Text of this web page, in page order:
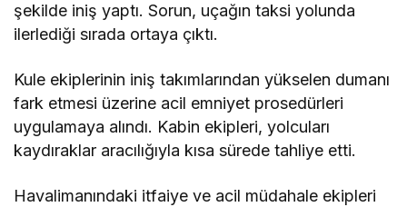
şekilde iniş yaptı. Sorun, uçağın taksi yolunda
ilerlediği sırada ortaya çıktı.
Kule ekiplerinin iniş takımlarından yükselen dumanı
fark etmesi üzerine acil emniyet prosedürleri
uygulamaya alındı. Kabin ekipleri, yolcuları
kaydıraklar aracılığıyla kısa sürede tahliye etti.
Havalimanındaki itfaiye ve acil müdahale ekipleri